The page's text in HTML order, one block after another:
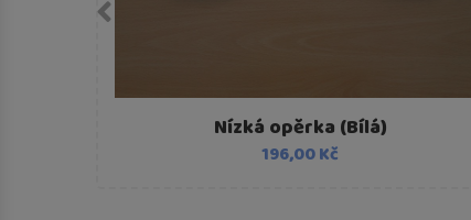
Nízká opěrka (Bílá)
196,00 Kč